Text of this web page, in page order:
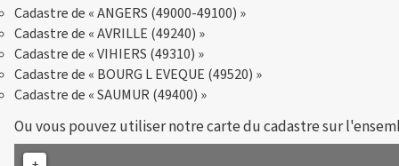
Cadastre de « ANGERS (49000-49100) »
Cadastre de « AVRILLE (49240) »
Cadastre de « VIHIERS (49310) »
Cadastre de « BOURG L EVEQUE (49520) »
Cadastre de « SAUMUR (49400) »
Ou vous pouvez utiliser notre carte du cadastre sur